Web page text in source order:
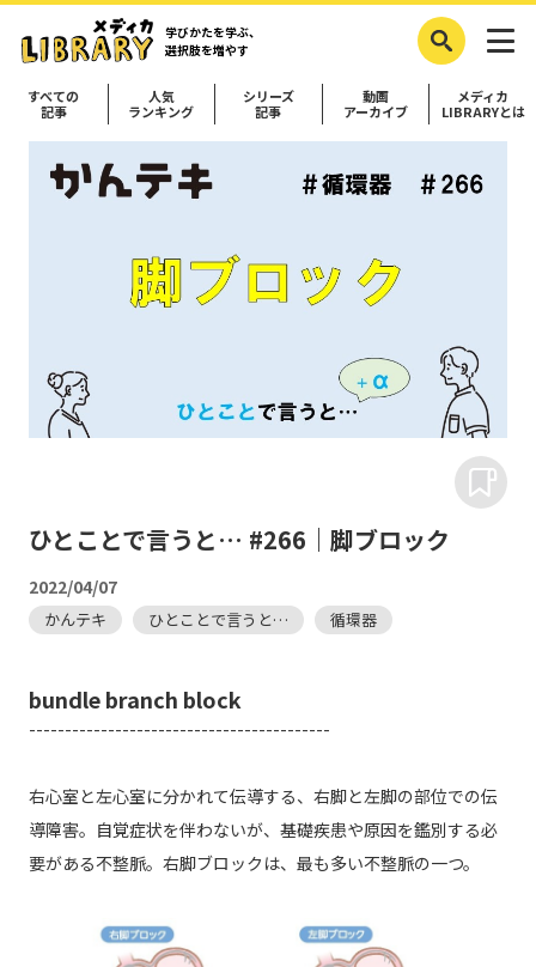
学びかたを学ぶ、
選択肢を増やす
すべての
記事
人気
ランキング
シリーズ
記事
動画
アーカイブ
メディカ
LIBRARYとは
ひとことで言うと… #266｜脚ブロック
2022/04/07
かんテキ ひとことで言うと… 循環器
bundle branch block
------------------------------------------
右心室と左心室に分かれて伝導する、右脚と左脚の部位での伝
導障害。自覚症状を伴わないが、基礎疾患や原因を鑑別する必
要がある不整脈。右脚ブロックは、最も多い不整脈の一つ。